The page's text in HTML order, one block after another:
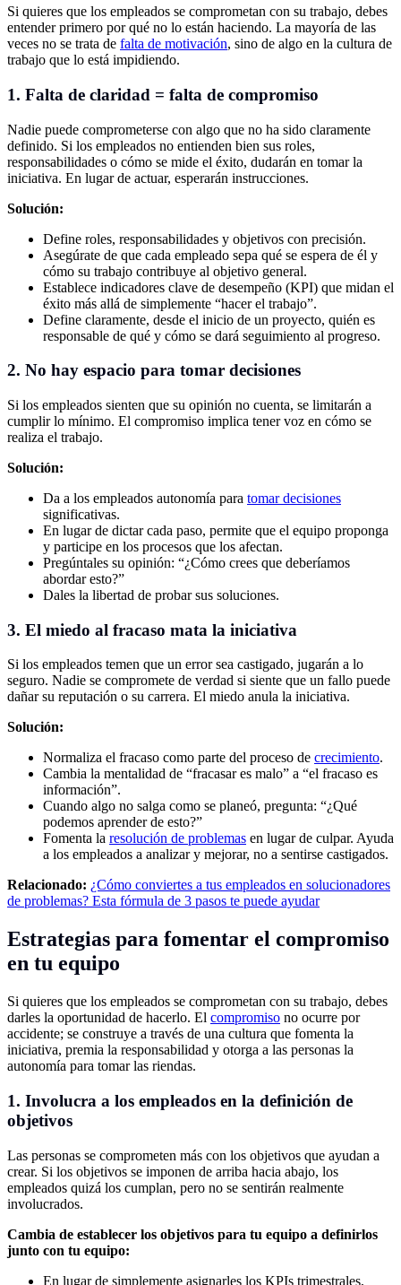
Si quieres que los empleados se comprometan con su trabajo, debes
entender primero por qué no lo están haciendo. La mayoría de las
veces no se trata de falta de motivación, sino de algo en la cultura de
trabajo que lo está impidiendo.
1. Falta de claridad = falta de compromiso
Nadie puede comprometerse con algo que no ha sido claramente
definido. Si los empleados no entienden bien sus roles,
responsabilidades o cómo se mide el éxito, dudarán en tomar la
iniciativa. En lugar de actuar, esperarán instrucciones.
Solución:
Define roles, responsabilidades y objetivos con precisión.
Asegúrate de que cada empleado sepa qué se espera de él y
cómo su trabajo contribuye al objetivo general.
Establece indicadores clave de desempeño (KPI) que midan el
éxito más allá de simplemente “hacer el trabajo”.
Define claramente, desde el inicio de un proyecto, quién es
responsable de qué y cómo se dará seguimiento al progreso.
2. No hay espacio para tomar decisiones
Si los empleados sienten que su opinión no cuenta, se limitarán a
cumplir lo mínimo. El compromiso implica tener voz en cómo se
realiza el trabajo.
Solución:
Da a los empleados autonomía para tomar decisiones
significativas.
En lugar de dictar cada paso, permite que el equipo proponga
y participe en los procesos que los afectan.
Pregúntales su opinión: “¿Cómo crees que deberíamos
abordar esto?”
Dales la libertad de probar sus soluciones.
3. El miedo al fracaso mata la iniciativa
Si los empleados temen que un error sea castigado, jugarán a lo
seguro. Nadie se compromete de verdad si siente que un fallo puede
dañar su reputación o su carrera. El miedo anula la iniciativa.
Solución:
Normaliza el fracaso como parte del proceso de crecimiento.
Cambia la mentalidad de “fracasar es malo” a “el fracaso es
información”.
Cuando algo no salga como se planeó, pregunta: “¿Qué
podemos aprender de esto?”
Fomenta la resolución de problemas en lugar de culpar. Ayuda
a los empleados a analizar y mejorar, no a sentirse castigados.
Relacionado: ¿Cómo conviertes a tus empleados en solucionadores
de problemas? Esta fórmula de 3 pasos te puede ayudar
Estrategias para fomentar el compromiso
en tu equipo
Si quieres que los empleados se comprometan con su trabajo, debes
darles la oportunidad de hacerlo. El compromiso no ocurre por
accidente; se construye a través de una cultura que fomenta la
iniciativa, premia la responsabilidad y otorga a las personas la
autonomía para tomar las riendas.
1. Involucra a los empleados en la definición de
objetivos
Las personas se comprometen más con los objetivos que ayudan a
crear. Si los objetivos se imponen de arriba hacia abajo, los
empleados quizá los cumplan, pero no se sentirán realmente
involucrados.
Cambia de establecer los objetivos para tu equipo a definirlos
junto con tu equipo:
En lugar de simplemente asignarles los KPIs trimestrales,